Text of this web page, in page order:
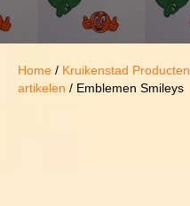
Home / Kruikenstad Producten
artikelen / Emblemen Smileys